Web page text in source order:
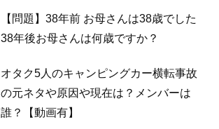
【問題】38年前 お母さんは38歳でした
38年後お母さんは何歳ですか？
オタク5人のキャンピングカー横転事故
の元ネタや原因や現在は？メンバーは
誰？【動画有】